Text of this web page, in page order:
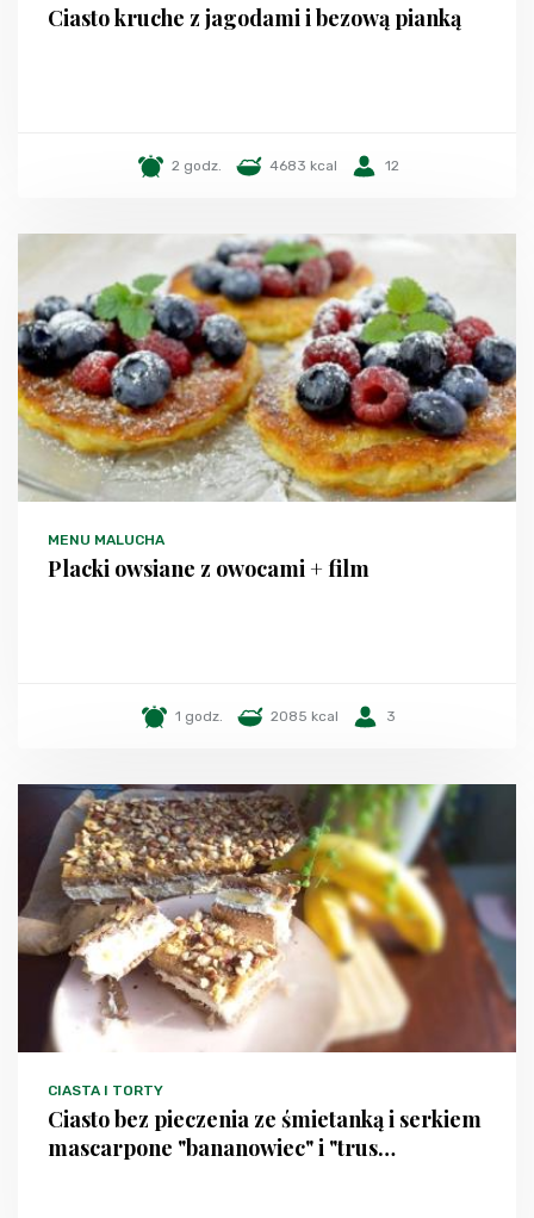
Ciasto kruche z jagodami i bezową pianką
2 godz. 4683 kcal 12
MENU MALUCHA
Placki owsiane z owocami + film
1 godz. 2085 kcal 3
CIASTA I TORTY
Ciasto bez pieczenia ze śmietanką i serkiem
mascarpone "bananowiec" i "trus…